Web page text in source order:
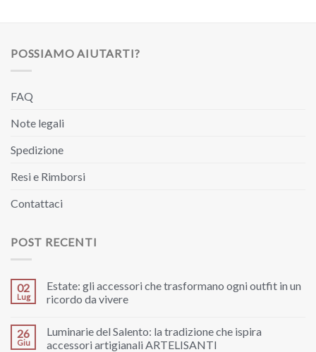
POSSIAMO AIUTARTI?
FAQ
Note legali
Spedizione
Resi e Rimborsi
Contattaci
POST RECENTI
02
Lug
Estate: gli accessori che trasformano ogni outfit in un
ricordo da vivere
26
Giu
Luminarie del Salento: la tradizione che ispira
accessori artigianali ARTELISANTI